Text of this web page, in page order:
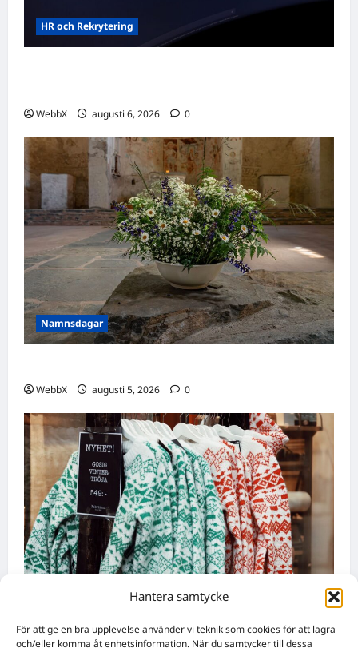
Hantera samtycke
För att ge en bra upplevelse använder vi teknik som cookies för att lagra
och/eller komma åt enhetsinformation. När du samtycker till dessa
HR och Rekrytering
WebbX augusti 6, 2026 0
Namnsdagar
WebbX augusti 5, 2026 0
Födda den 4 augusti: Astrologiska insikter